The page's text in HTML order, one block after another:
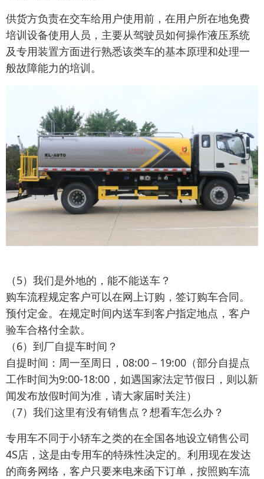
供货方负责在交车给用户使用前，在用户所在地免费
培训设备使用人员，主要从驾驶员如何操作液压系统
及专用装置方面进行熟悉该类车的基本原理和处理一
般故障能力的培训。
（5）我们是外地的，能不能送车？
购车流程规定客户可以在网上订购，签订购车合同。
预付定金。在规定时间内送车到客户指定地点，客户
验车合格付全款。
（6）到厂自提车时间？
自提时间：周一至周日，08:00－19:00（部分自提点
工作时间为9:00-18:00，如遇国家法定节假日，则以新
闻发布放假时间为准，请大家届时关注）
（7）我们这里有没有销售点？想看车怎么办？
专用车不同于小轿车之类的在全国各地设立销售公司
4S店，这是由专用车的特殊性决定的。利用现在发达
的商务网络，客户只要来电来函下订单，按照购车流